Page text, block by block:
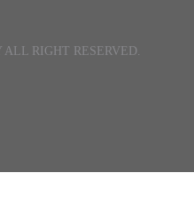
ALL RIGHT RESERVED.